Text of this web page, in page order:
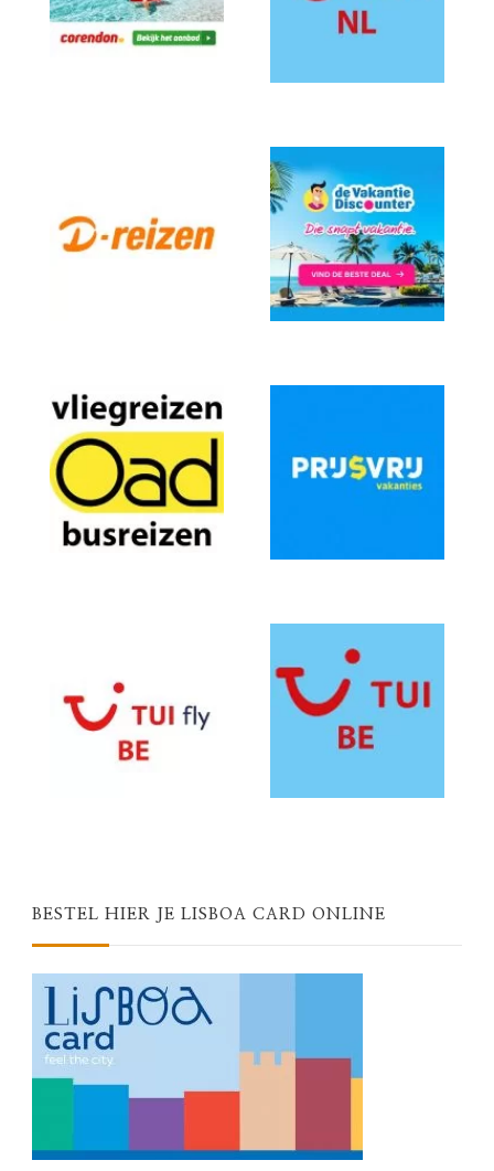
BESTEL HIER JE LISBOA CARD ONLINE